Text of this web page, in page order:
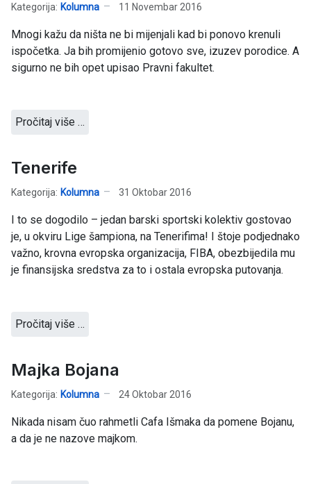
Kategorija: Kolumna 11 Novembar 2016
Mnogi kažu da ništa ne bi mijenjali kad bi ponovo krenuli
ispočetka. Ja bih promijenio gotovo sve, izuzev porodice. A
sigurno ne bih opet upisao Pravni fakultet.
Pročitaj više …
Tenerife
Kategorija: Kolumna 31 Oktobar 2016
I to se dogodilo – jedan barski sportski kolektiv gostovao
je, u okviru Lige šampiona, na Tenerifima! I štoje podjednako
važno, krovna evropska organizacija, FIBA, obezbijedila mu
je finansijska sredstva za to i ostala evropska putovanja.
Pročitaj više …
Majka Bojana
Kategorija: Kolumna 24 Oktobar 2016
Nikada nisam čuo rahmetli Cafa Išmaka da pomene Bojanu,
a da je ne nazove majkom.